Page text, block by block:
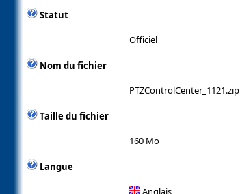
Statut
Officiel
Nom du fichier
PTZControlCenter_1121.zip
Taille du fichier
160 Mo
Langue
Anglais